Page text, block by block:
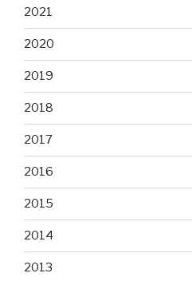
2021
2020
2019
2018
2017
2016
2015
2014
2013